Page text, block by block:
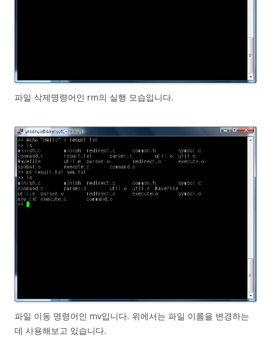
파일 삭제명령어인 rm의 실행 모습입니다.
파일 이동 명령어인 mv입니다. 위에서는 파일 이름을 변경하는
데 사용해보고 있습니다.